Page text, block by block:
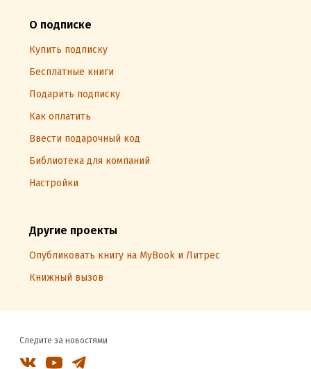
О подписке
Купить подписку
Бесплатные книги
Подарить подписку
Как оплатить
Ввести подарочный код
Библиотека для компаний
Настройки
Другие проекты
Опубликовать книгу на MyBook и Литрес
Книжный вызов
Следите за новостями